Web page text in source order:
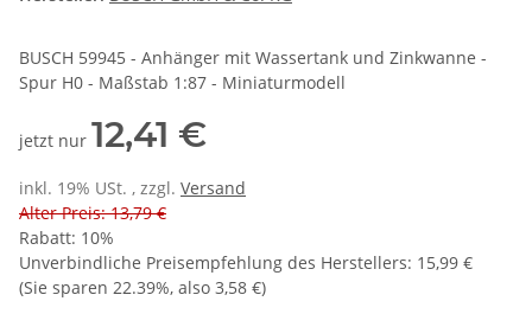
BUSCH 59945 - Anhänger mit Wassertank und Zinkwanne -
Spur H0 - Maßstab 1:87 - Miniaturmodell
jetzt nur 12,41 €
inkl. 19% USt. , zzgl. Versand
Alter Preis: 13,79 €
Rabatt: 10%
Unverbindliche Preisempfehlung des Herstellers: 15,99 €
(Sie sparen 22.39%, also 3,58 €)